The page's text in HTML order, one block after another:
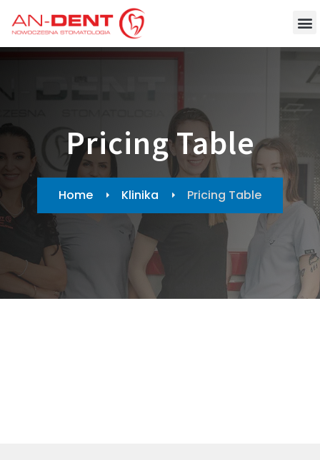
Pricing Table
Home Klinika Pricing Table